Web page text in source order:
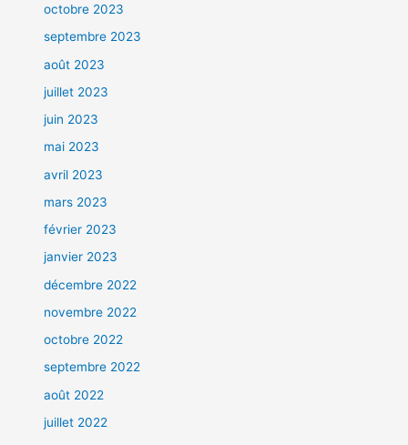
octobre 2023
septembre 2023
août 2023
juillet 2023
juin 2023
mai 2023
avril 2023
mars 2023
février 2023
janvier 2023
décembre 2022
novembre 2022
octobre 2022
septembre 2022
août 2022
juillet 2022